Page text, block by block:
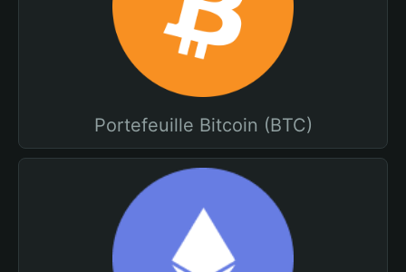
Portefeuille Bitcoin (BTC)